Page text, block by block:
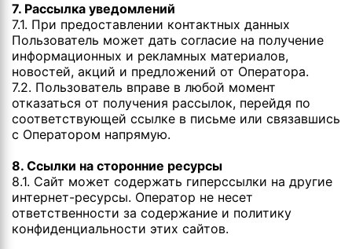
7. Рассылка уведомлений
7.1. При предоставлении контактных данных
Пользователь может дать согласие на получение
информационных и рекламных материалов,
новостей, акций и предложений от Оператора.
7.2. Пользователь вправе в любой момент
отказаться от получения рассылок, перейдя по
соответствующей ссылке в письме или связавшись
с Оператором напрямую.
8. Ссылки на сторонние ресурсы
8.1. Сайт может содержать гиперссылки на другие
интернет-ресурсы. Оператор не несет
ответственности за содержание и политику
конфиденциальности этих сайтов.